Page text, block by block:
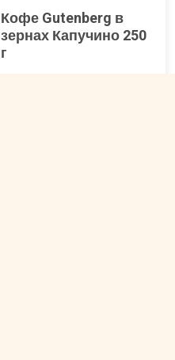
Кофе Gutenberg в
зернах Капучино 250
г